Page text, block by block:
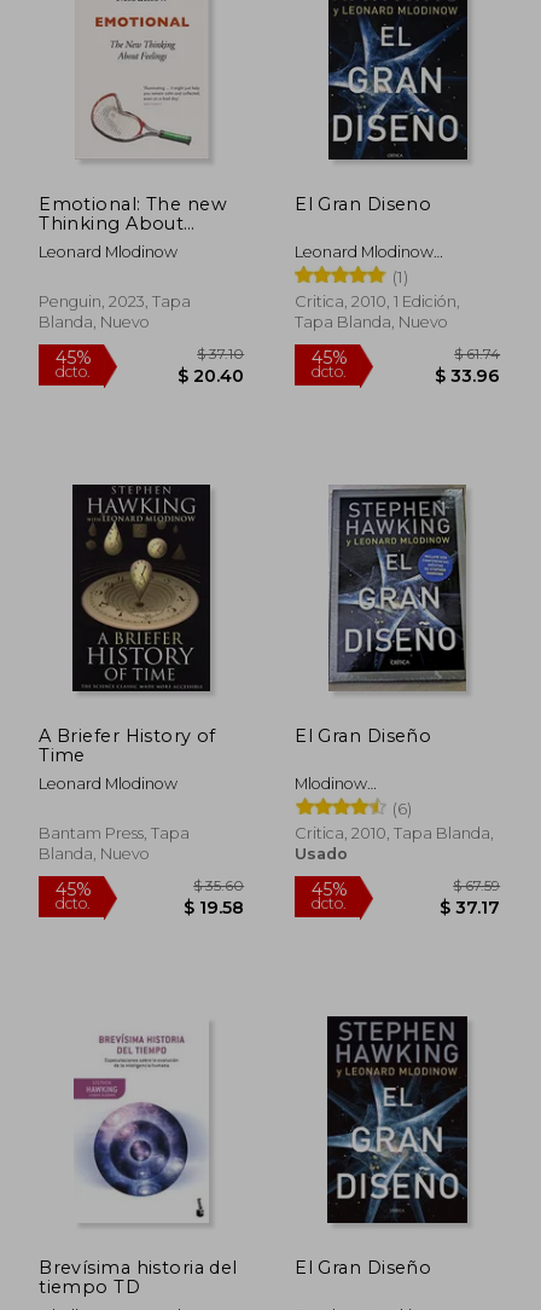
dcto. $ 28.00
40%
dcto.
Emotional: The new
Thinking About
Feelings (en Inglés)
Leonard Mlodinow
Penguin, 2023, Tapa
Blanda, Nuevo
45%
dcto.
El Gran Diseno
Leonard Mlodinow
Hawking Stephen
(1)
Critica, 2010, 1 Edición,
Tapa Blanda, Nuevo
45%
dcto.
A Briefer History of
Time
Leonard Mlodinow
Bantam Press, Tapa
Blanda, Nuevo
El Gran Diseño
Mlodinow
Leonard,Hawking Stephen
(6)
Critica, 2010, Tapa Blanda,
Usado
Brevísima historia del
tiempo TD
El Gran Diseño